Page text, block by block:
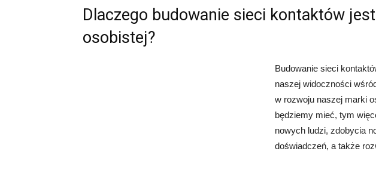
Dlaczego budowanie sieci kontaktów
osobistej?
Budowanie sieci
naszej widoczności
w rozwoju naszej marki
będziemy mieć, tym
nowych ludzi, zdobycia
doświadczeń, a także